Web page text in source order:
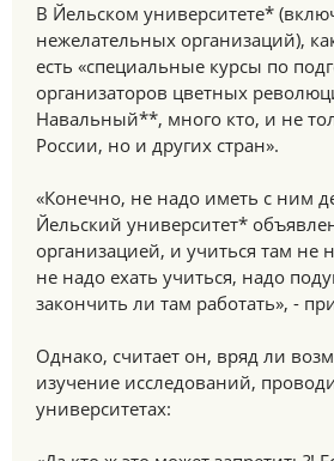
В Йельском университете*
нежелательных организаций),
есть «специальные курсы по
организаторов цветных
Навальный**, много кто, и не
России, но и других стран».
«Конечно, не надо иметь с ним
Йельский университет*
организацией, и учиться там не
не надо ехать учиться, надо
закончить ли там работать», -
Однако, считает он, вряд ли
изучение исследований,
университетах: